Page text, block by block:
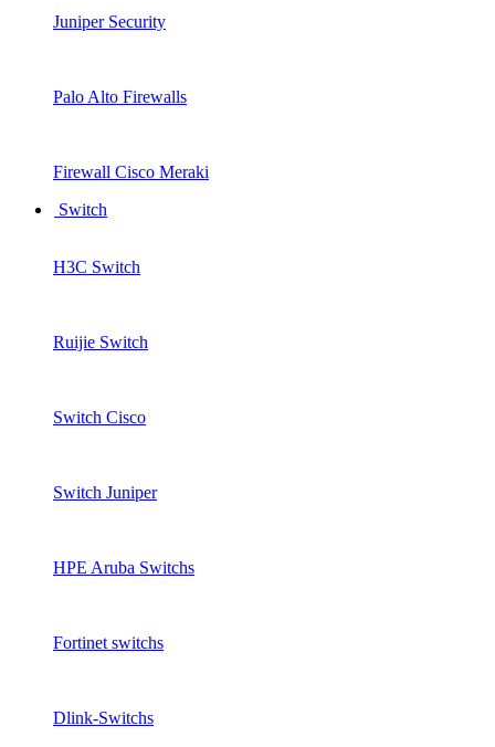
Juniper Security
Palo Alto Firewalls
Firewall Cisco Meraki
Switch
H3C Switch
Ruijie Switch
Switch Cisco
Switch Juniper
HPE Aruba Switchs
Fortinet switchs
Dlink-Switchs